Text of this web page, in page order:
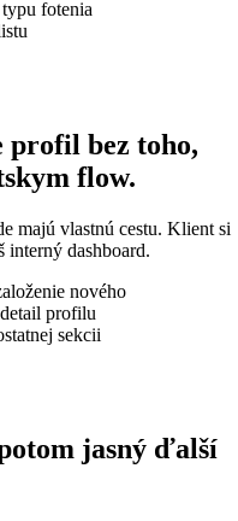
fotenia
bez toho,
flow.
majú vlastnú cestu. Klient si
interný dashboard.
nového
profilu
sekcii
jasný ďalší